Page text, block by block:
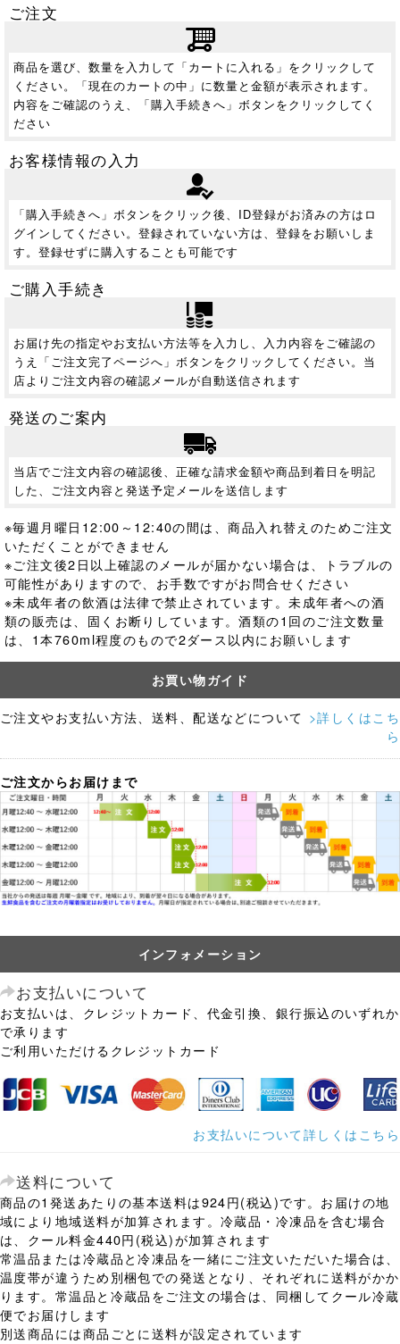
ご注文
商品を選び、数量を入力して「カートに入れる」をクリックして
ください。「現在のカートの中」に数量と金額が表示されます。
内容をご確認のうえ、「購入手続きへ」ボタンをクリックしてく
ださい
お客様情報の入力
「購入手続きへ」ボタンをクリック後、ID登録がお済みの方はロ
グインしてください。登録されていない方は、登録をお願いしま
す。登録せずに購入することも可能です
ご購入手続き
お届け先の指定やお支払い方法等を入力し、入力内容をご確認の
うえ「ご注文完了ページへ」ボタンをクリックしてください。当
店よりご注文内容の確認メールが自動送信されます
発送のご案内
当店でご注文内容の確認後、正確な請求金額や商品到着日を明記
した、ご注文内容と発送予定メールを送信します
※毎週月曜日12:00～12:40の間は、商品入れ替えのためご注文
いただくことができません
※ご注文後2日以上確認のメールが届かない場合は、トラブルの
可能性がありますので、お手数ですがお問合せください
※未成年者の飲酒は法律で禁止されています。未成年者への酒
類の販売は、固くお断りしています。酒類の1回のご注文数量
は、1本760ml程度のもので2ダース以内にお願いします
お買い物ガイド
ご注文やお支払い方法、送料、配送などについて >詳しくはこち
ら
ご注文からお届けまで
インフォメーション
お支払いについて
お支払いは、クレジットカード、代金引換、銀行振込のいずれか
で承ります
ご利用いただけるクレジットカード
お支払いについて詳しくはこちら
送料について
商品の1発送あたりの基本送料は924円(税込)です。お届けの地
域により地域送料が加算されます。冷蔵品・冷凍品を含む場合
は、クール料金440円(税込)が加算されます
常温品または冷蔵品と冷凍品を一緒にご注文いただいた場合は、
温度帯が違うため別梱包での発送となり、それぞれに送料がかか
ります。常温品と冷蔵品をご注文の場合は、同梱してクール冷蔵
便でお届けします
別送商品には商品ごとに送料が設定されています